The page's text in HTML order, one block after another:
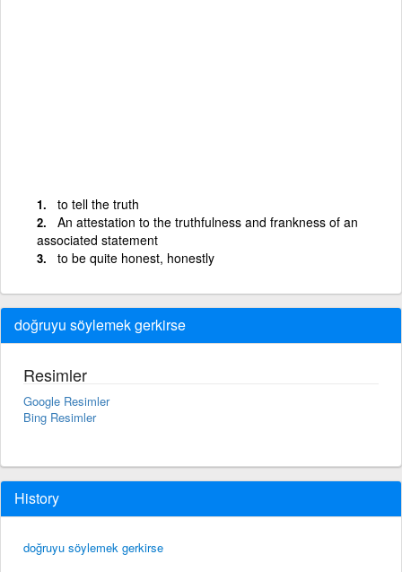
to tell the truth
An attestation to the truthfulness and frankness of an
associated statement
to be quite honest, honestly
doğruyu söylemek gerkirse
Resimler
Google Resimler
Bing Resimler
History
doğruyu söylemek gerkirse